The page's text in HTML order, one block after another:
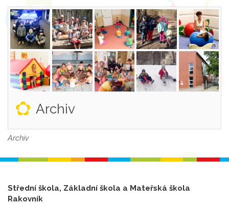
Archiv
Archiv
Střední škola, Základní škola a Mateřská škola
Rakovník